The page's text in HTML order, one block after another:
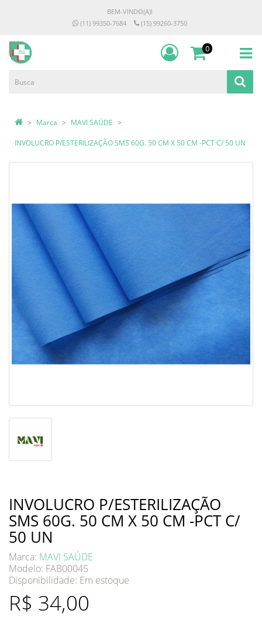
BEM-VINDO(A)!
(11) 99350-7684
(15) 99260-3750
0
Marca MAVI SAÚDE
INVOLUCRO P/ESTERILIZAÇÃO SMS 60G. 50 CM X 50 CM -PCT C/ 50 UN
INVOLUCRO P/ESTERILIZAÇÃO
SMS 60G. 50 CM X 50 CM -PCT C/
50 UN
Marca: MAVI SAÚDE
Modelo: FAB00045
Disponibilidade: Em estoque
R$ 34,00